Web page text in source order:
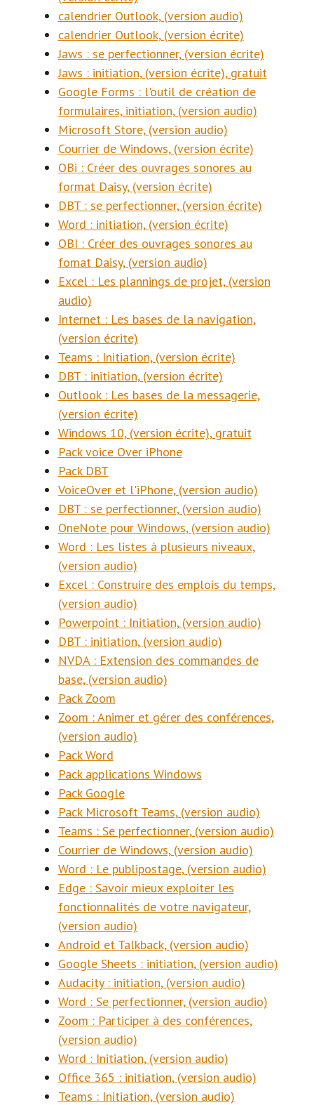
calendrier Outlook, (version audio)
calendrier Outlook, (version écrite)
Jaws : se perfectionner, (version écrite)
Jaws : initiation, (version écrite), gratuit
Google Forms : l'outil de création de
formulaires, initiation, (version audio)
Microsoft Store, (version audio)
Courrier de Windows, (version écrite)
OBi : Créer des ouvrages sonores au
format Daisy, (version écrite)
DBT : se perfectionner, (version écrite)
Word : initiation, (version écrite)
OBI : Créer des ouvrages sonores au
fomat Daisy, (version audio)
Excel : Les plannings de projet, (version
audio)
Internet : Les bases de la navigation,
(version écrite)
Teams : Initiation, (version écrite)
DBT : initiation, (version écrite)
Outlook : Les bases de la messagerie,
(version écrite)
Windows 10, (version écrite), gratuit
Pack voice Over iPhone
Pack DBT
VoiceOver et l'iPhone, (version audio)
DBT : se perfectionner, (version audio)
OneNote pour Windows, (version audio)
Word : Les listes à plusieurs niveaux,
(version audio)
Excel : Construire des emplois du temps,
(version audio)
Powerpoint : Initiation, (version audio)
DBT : initiation, (version audio)
NVDA : Extension des commandes de
base, (version audio)
Pack Zoom
Zoom : Animer et gérer des conférences,
(version audio)
Pack Word
Pack applications Windows
Pack Google
Pack Microsoft Teams, (version audio)
Teams : Se perfectionner, (version audio)
Courrier de Windows, (version audio)
Word : Le publipostage, (version audio)
Edge : Savoir mieux exploiter les
fonctionnalités de votre navigateur,
(version audio)
Android et Talkback, (version audio)
Google Sheets : initiation, (version audio)
Audacity : initiation, (version audio)
Word : Se perfectionner, (version audio)
Zoom : Participer à des conférences,
(version audio)
Word : Initiation, (version audio)
Office 365 : initiation, (version audio)
Teams : Initiation, (version audio)